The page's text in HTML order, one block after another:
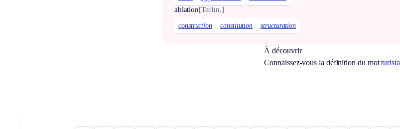
ablation[Techn.]
construction constitution structuration
À découvrir
Connaissez-vous la définition du motturista